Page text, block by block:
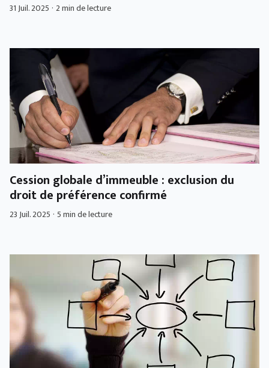
31 Juil. 2025 · 2 min de lecture
Cession globale d’immeuble : exclusion du
droit de préférence confirmé
23 Juil. 2025 · 5 min de lecture